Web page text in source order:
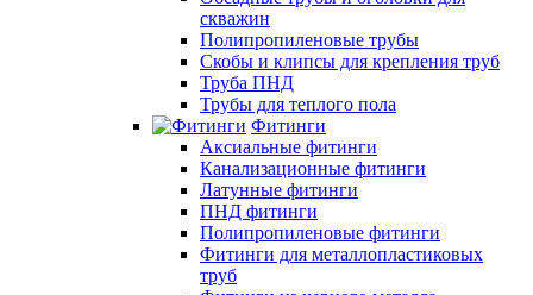
скважин
Полипропиленовые трубы
Скобы и клипсы для крепления труб
Труба ПНД
Трубы для теплого пола
Фитинги
Аксиальные фитинги
Канализационные фитинги
Латунные фитинги
ПНД фитинги
Полипропиленовые фитинги
Фитинги для металлопластиковых
труб